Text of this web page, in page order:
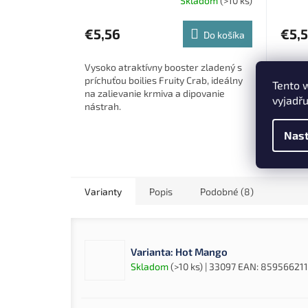
Tento
€5,56 Do košíka
Vysoko atraktívny booster zladený s
príchuťou boilies Fruity Crab, ideálny
na zalievanie krmiva a dipovanie
nástrah.
Varianty Popis Podobné (8)
Varianta: Hot Mango
Skladom(>10 ks) | 33097 EAN: